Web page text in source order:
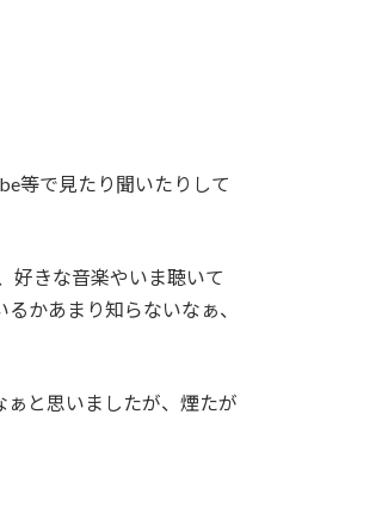
等で見たり聞いたりして
好きな音楽やいま聴いて
かあまり知らないなぁ、
と思いましたが、煙たが